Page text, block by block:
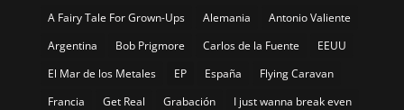
A Fairy Tale For Grown-Ups Alemania
Antonio Valiente
Argentina
Bob Prigmore Carlos de la Fuente
EEUU
El Mar de los Metales
EP España
Flying Caravan
Francia
Get Real Grabación
I just wanna break even